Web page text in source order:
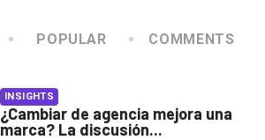
POPULAR COMMENTS
INSIGHTS
¿Cambiar de agencia mejora una
marca? La discusión...